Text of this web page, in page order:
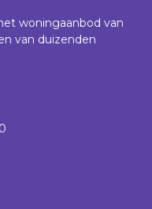
woningaanbod van
van duizenden